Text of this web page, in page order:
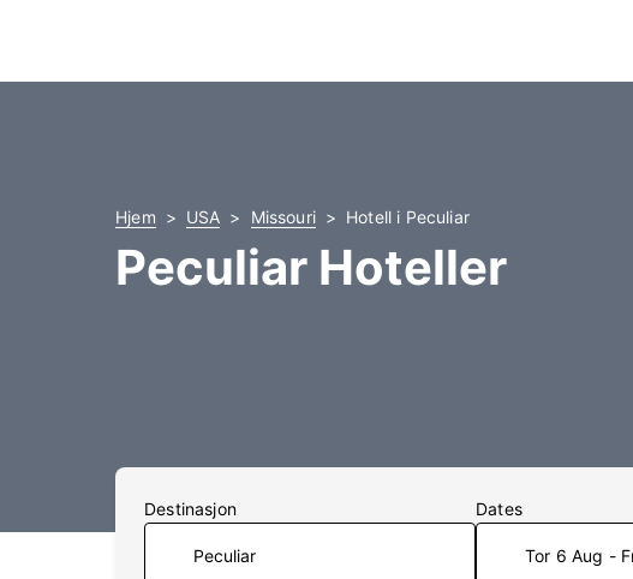
Hjem USA Missouri Hotell i Peculiar
Peculiar Hoteller
Destinasjon Dates
Tor 6 Aug -